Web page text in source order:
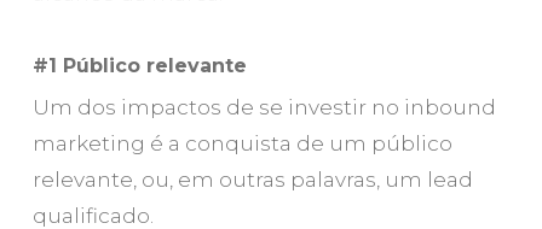
#1 Público relevante
Um dos impactos de se investir no inbound
marketing é a conquista de um público
relevante, ou, em outras palavras, um lead
qualificado.